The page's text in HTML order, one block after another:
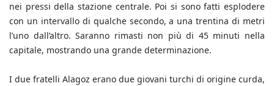
nei pressi della stazione centrale. Poi si sono fatti esplodere
con un intervallo di qualche secondo, a una trentina di metri
l’uno dall’altro. Saranno rimasti non più di 45 minuti nella
capitale, mostrando una grande determinazione.
I due fratelli Alagoz erano due giovani turchi di origine curda,